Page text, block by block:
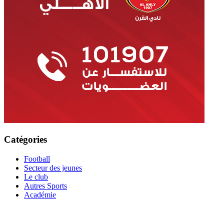
Catégories
Football
Secteur des jeunes
Le club
Autres Sports
Académie